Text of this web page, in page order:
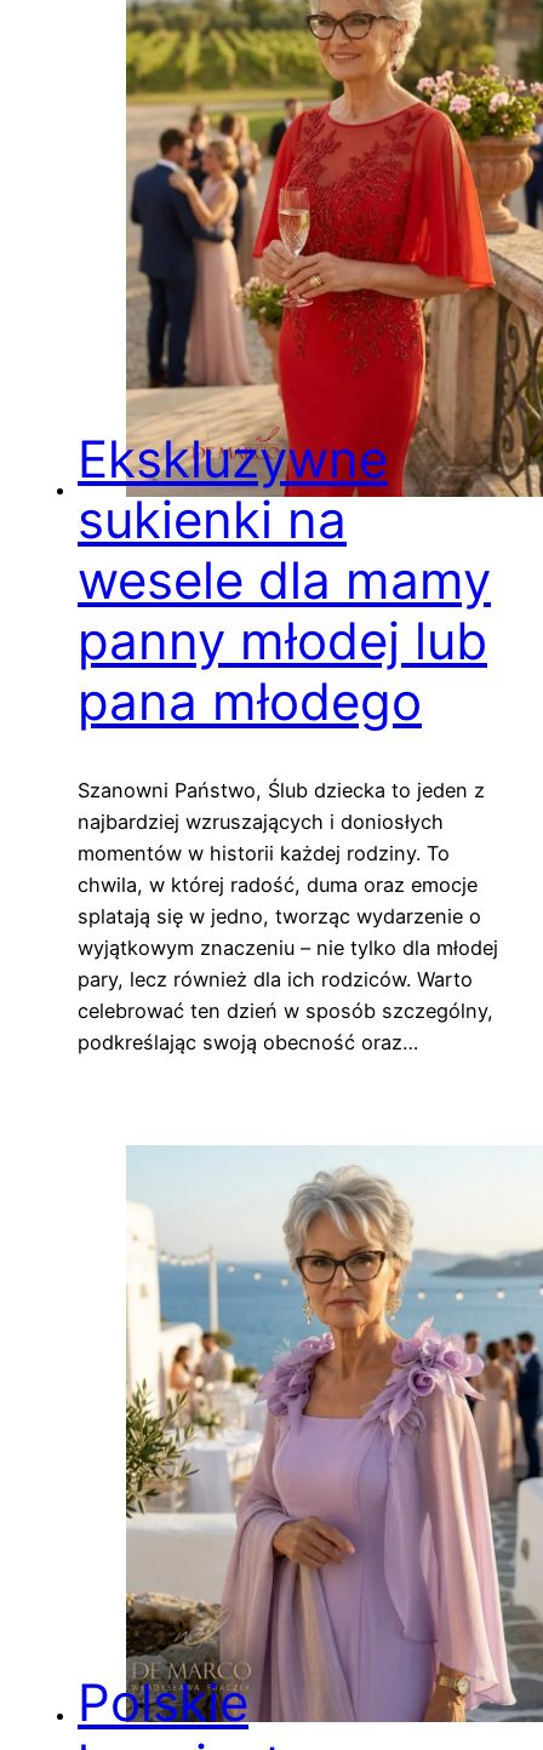
Ekskluzywne
sukienki na
wesele dla mamy
panny młodej lub
pana młodego
Szanowni Państwo, Ślub dziecka to jeden z
najbardziej wzruszających i doniosłych
momentów w historii każdej rodziny. To
chwila, w której radość, duma oraz emocje
splatają się w jedno, tworząc wydarzenie o
wyjątkowym znaczeniu – nie tylko dla młodej
pary, lecz również dla ich rodziców. Warto
celebrować ten dzień w sposób szczególny,
podkreślając swoją obecność oraz…
Polskie